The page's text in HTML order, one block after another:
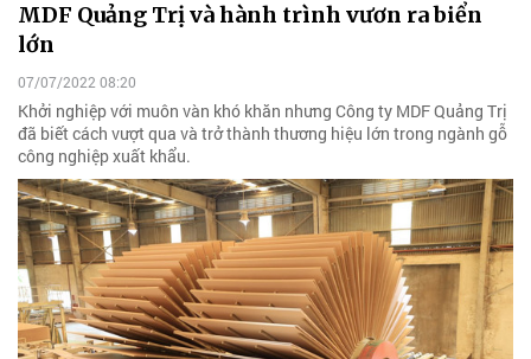
MDF Quảng Trị và hành trình vươn ra biển
lớn
07/07/2022 08:20
Khởi nghiệp với muôn vàn khó khăn nhưng Công ty MDF Quảng Trị
đã biết cách vượt qua và trở thành thương hiệu lớn trong ngành gỗ
công nghiệp xuất khẩu.